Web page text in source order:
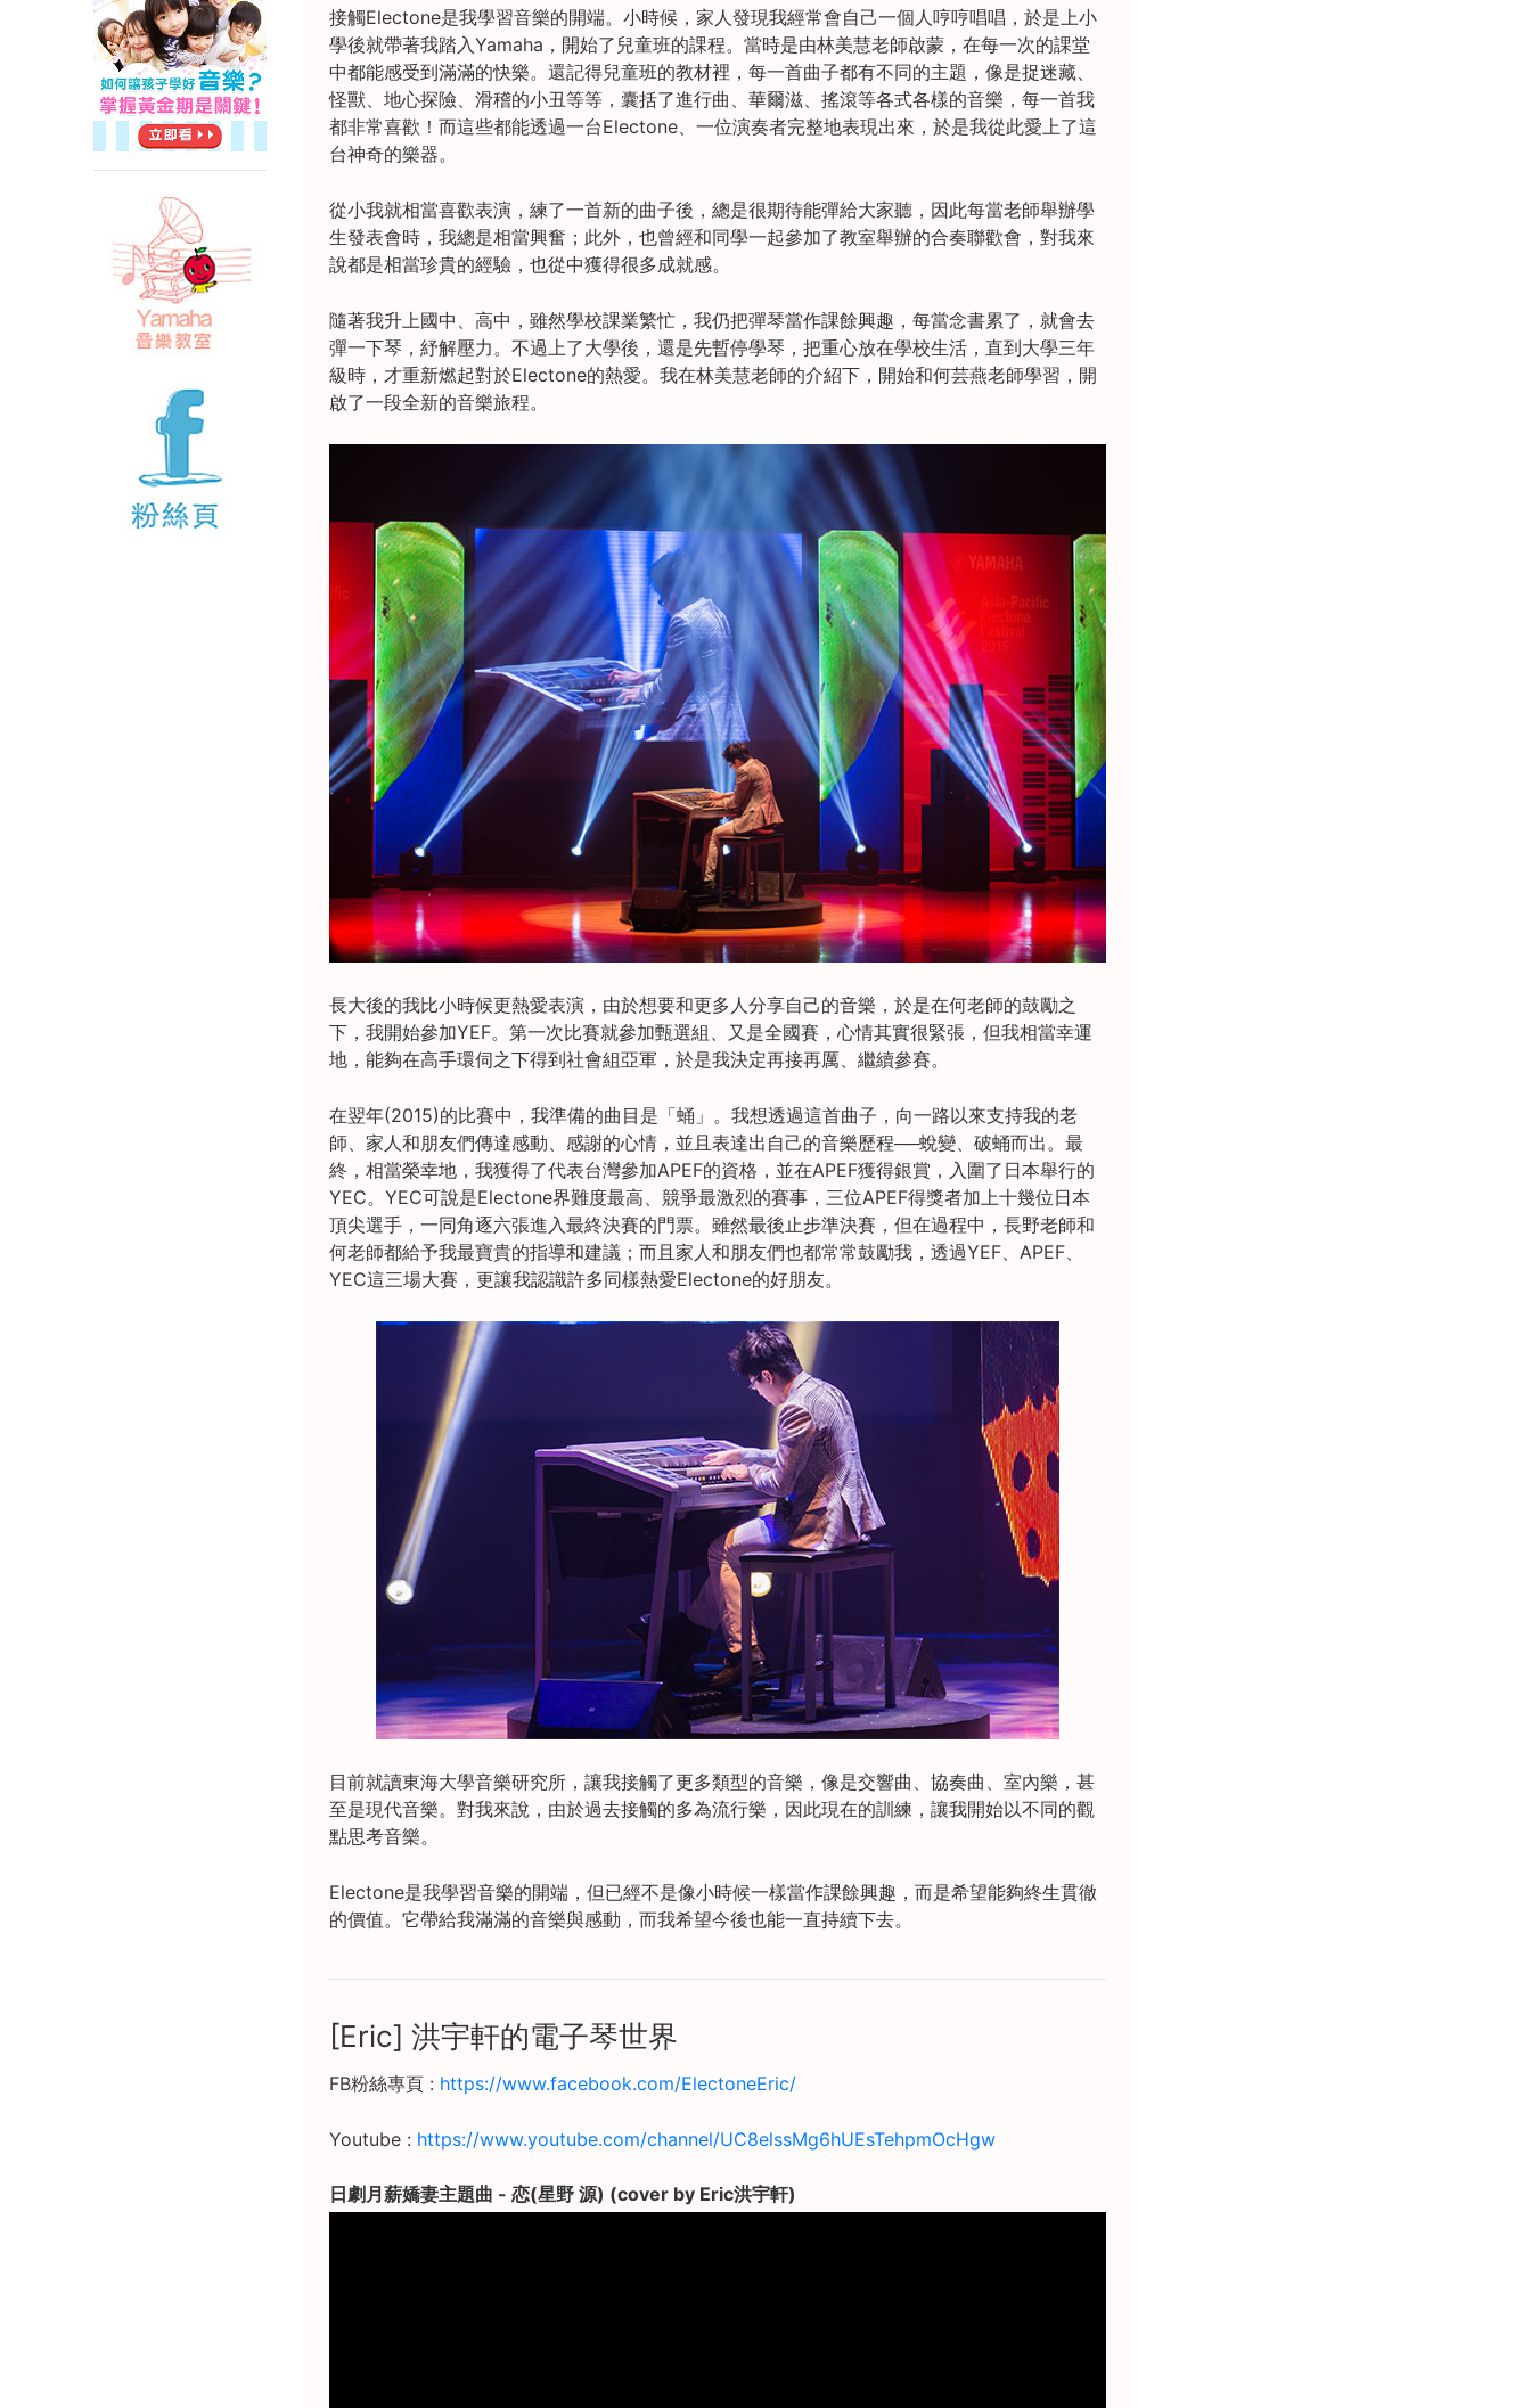
接觸Electone是我學習音樂的開端。小時候，家人發現我經常會自己一個人哼哼唱唱，於是上小
學後就帶著我踏入Yamaha，開始了兒童班的課程。當時是由林美慧老師啟蒙，在每一次的課堂
中都能感受到滿滿的快樂。還記得兒童班的教材裡，每一首曲子都有不同的主題，像是捉迷藏、
怪獸、地心探險、滑稽的小丑等等，囊括了進行曲、華爾滋、搖滾等各式各樣的音樂，每一首我
都非常喜歡！而這些都能透過一台Electone、一位演奏者完整地表現出來，於是我從此愛上了這
台神奇的樂器。
從小我就相當喜歡表演，練了一首新的曲子後，總是很期待能彈給大家聽，因此每當老師舉辦學
生發表會時，我總是相當興奮；此外，也曾經和同學一起參加了教室舉辦的合奏聯歡會，對我來
說都是相當珍貴的經驗，也從中獲得很多成就感。
隨著我升上國中、高中，雖然學校課業繁忙，我仍把彈琴當作課餘興趣，每當念書累了，就會去
彈一下琴，紓解壓力。不過上了大學後，還是先暫停學琴，把重心放在學校生活，直到大學三年
級時，才重新燃起對於Electone的熱愛。我在林美慧老師的介紹下，開始和何芸燕老師學習，開
啟了一段全新的音樂旅程。
長大後的我比小時候更熱愛表演，由於想要和更多人分享自己的音樂，於是在何老師的鼓勵之
下，我開始參加YEF。第一次比賽就參加甄選組、又是全國賽，心情其實很緊張，但我相當幸運
地，能夠在高手環伺之下得到社會組亞軍，於是我決定再接再厲、繼續參賽。
在翌年(2015)的比賽中，我準備的曲目是「蛹」。我想透過這首曲子，向一路以來支持我的老
師、家人和朋友們傳達感動、感謝的心情，並且表達出自己的音樂歷程──蛻變、破蛹而出。最
終，相當榮幸地，我獲得了代表台灣參加APEF的資格，並在APEF獲得銀賞，入圍了日本舉行的
YEC。YEC可說是Electone界難度最高、競爭最激烈的賽事，三位APEF得獎者加上十幾位日本
頂尖選手，一同角逐六張進入最終決賽的門票。雖然最後止步準決賽，但在過程中，長野老師和
何老師都給予我最寶貴的指導和建議；而且家人和朋友們也都常常鼓勵我，透過YEF、APEF、
YEC這三場大賽，更讓我認識許多同樣熱愛Electone的好朋友。
目前就讀東海大學音樂研究所，讓我接觸了更多類型的音樂，像是交響曲、協奏曲、室內樂，甚
至是現代音樂。對我來說，由於過去接觸的多為流行樂，因此現在的訓練，讓我開始以不同的觀
點思考音樂。
Electone是我學習音樂的開端，但已經不是像小時候一樣當作課餘興趣，而是希望能夠終生貫徹
的價值。它帶給我滿滿的音樂與感動，而我希望今後也能一直持續下去。
[Eric] 洪宇軒的電子琴世界
FB粉絲專頁 : https://www.facebook.com/ElectoneEric/
Youtube : https://www.youtube.com/channel/UC8elssMg6hUEsTehpmOcHgw
日劇月薪嬌妻主題曲 - 恋(星野 源) (cover by Eric洪宇軒)